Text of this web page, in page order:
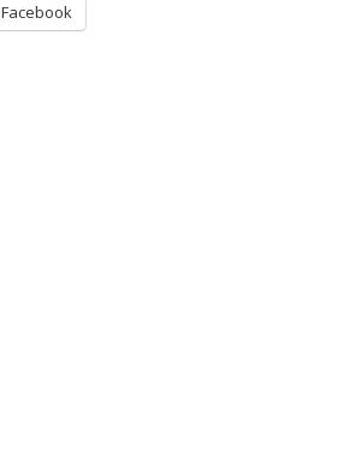
Facebook